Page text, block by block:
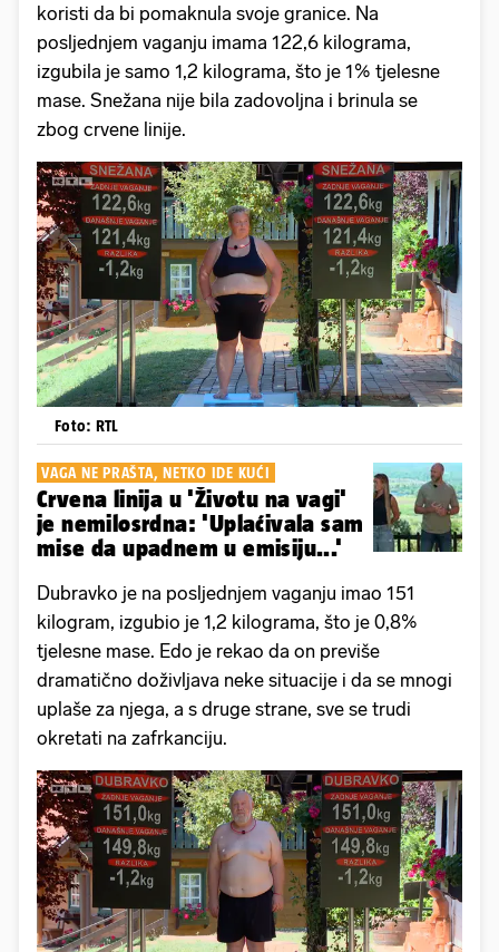
koristi da bi pomaknula svoje granice. Na
posljednjem vaganju imama 122,6 kilograma,
izgubila je samo 1,2 kilograma, što je 1% tjelesne
mase. Snežana nije bila zadovoljna i brinula se
zbog crvene linije.
Foto: RTL
VAGA NE PRAŠTA, NETKO IDE KUĆI
Crvena linija u 'Životu na vagi'
je nemilosrdna: 'Uplaćivala sam
mise da upadnem u emisiju...'
Dubravko je na posljednjem vaganju imao 151
kilogram, izgubio je 1,2 kilograma, što je 0,8%
tjelesne mase. Edo je rekao da on previše
dramatično doživljava neke situacije i da se mnogi
uplaše za njega, a s druge strane, sve se trudi
okretati na zafrkanciju.